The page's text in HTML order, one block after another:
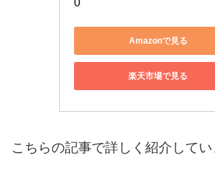
0
Amazonで見る
楽天市場で見る
こちらの記事で詳しく紹介してい